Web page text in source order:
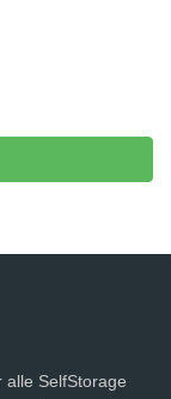
alle SelfStorage